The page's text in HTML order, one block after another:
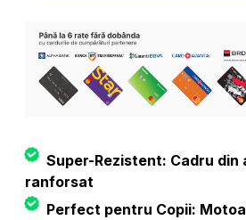
Super-Rezistent: Cadru din
ranforsat
Perfect pentru Copii: